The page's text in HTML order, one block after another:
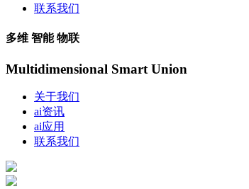
联系我们
多维 智能 物联
Multidimensional Smart Union
关于我们
ai资讯
ai应用
联系我们